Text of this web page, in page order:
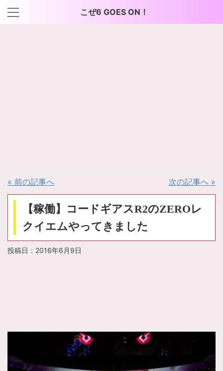
こぜ6 GOES ON！
« 前の記事へ 次の記事へ »
【稼働】コードギアスR2のZEROレ
クイエムやってきました
投稿日： 2016年6月9日